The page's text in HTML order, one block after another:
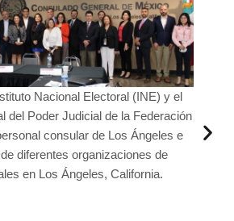
Nacional Electoral (INE) y el
del Poder Judicial de la Federación
consular de Los Ángeles e
diferentes organizaciones de
en Los Ángeles, California.